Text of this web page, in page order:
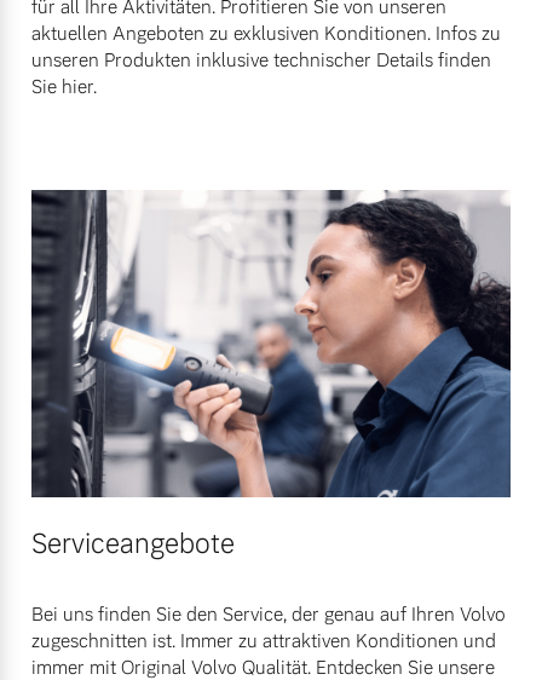
Mehr erfahren
Versicherung
für all Ihre Aktivitäten. Profitieren Sie von unseren
aktuellen Angeboten zu exklusiven Konditionen. Infos zu
unseren Produkten inklusive technischer Details finden
Sie hier.
Serviceangebote
Bei uns finden Sie den Service, der genau auf Ihren Volvo
zugeschnitten ist. Immer zu attraktiven Konditionen und
immer mit Original Volvo Qualität. Entdecken Sie unsere